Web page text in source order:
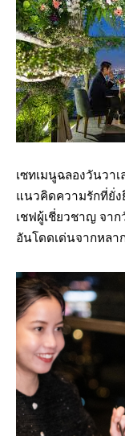
เซทเมนูฉลองวันวา
แนวคิดความรักที่ยั่
เชฟผู้เชี่ยวชาญ จา
อันโดดเด่นจากหลา